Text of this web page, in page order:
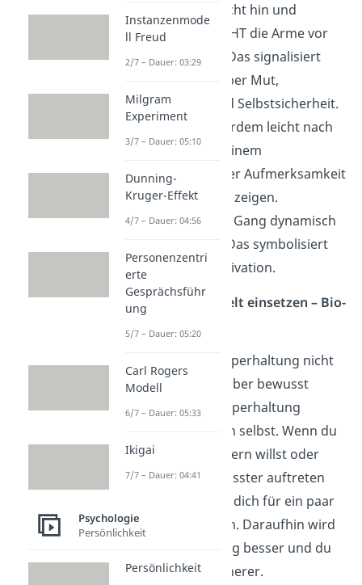
Setze dich aufrecht hin und
verschränke NICHT die Arme vor
deinem Körper. Das signalisiert
deinem Gegenüber Mut,
Souveränität und Selbstsicherheit.
Beuge dich außerdem leicht nach
vorne, um bei deinem
Gesprächspartner Aufmerksamkeit
und Interesse zu zeigen.
Gehe mit festem Gang dynamisch
und zielstrebig. Das symbolisiert
Energie und Motivation.
Körperhaltung gezielt einsetzen – Bio-
Feedback
Du kannst deine Körperhaltung nicht
nur anderen gegenüber bewusst
einsetzen. Deine Körperhaltung
beeinflusst auch dich selbst. Wenn du
deine Laune verbessern willst oder
wenn du selbstbewusster auftreten
möchtest, dann stell dich für ein paar
Minuten aufrecht hin. Daraufhin wird
auch deine Stimmung besser und du
fühlst dich selbstsicherer.
Instanzenmode
ll Freud
2/7 – Dauer: 03:29
Milgram
Experiment
3/7 – Dauer: 05:10
Dunning-
Kruger-Effekt
4/7 – Dauer: 04:56
Personenzentri
erte
Gesprächsführ
ung
5/7 – Dauer: 05:20
Carl Rogers
Modell
6/7 – Dauer: 05:33
Ikigai
7/7 – Dauer: 04:41
Psychologie
Persönlichkeit
Persönlichkeit